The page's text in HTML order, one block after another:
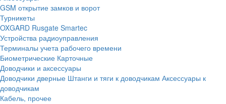
GSM открытие замков и ворот
Турникеты
OXGARD Rusgate Smartec
Устройства радиоуправления
Терминалы учета рабочего времени
Биометрические Карточные
Доводчики и аксессуары
Доводчики дверные Штанги и тяги к доводчикам Аксессуары к
доводчикам
Кабель, прочее